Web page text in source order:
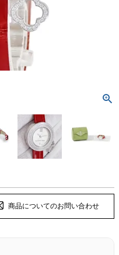
商品についてのお問い合わせ